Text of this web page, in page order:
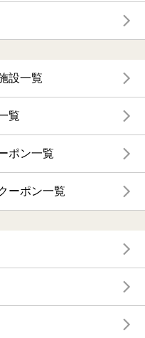
設一覧
覧
ポン一覧
ーポン一覧